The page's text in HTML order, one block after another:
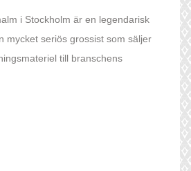
i Stockholm är en legendarisk
mycket seriös grossist som säljer
till branschens